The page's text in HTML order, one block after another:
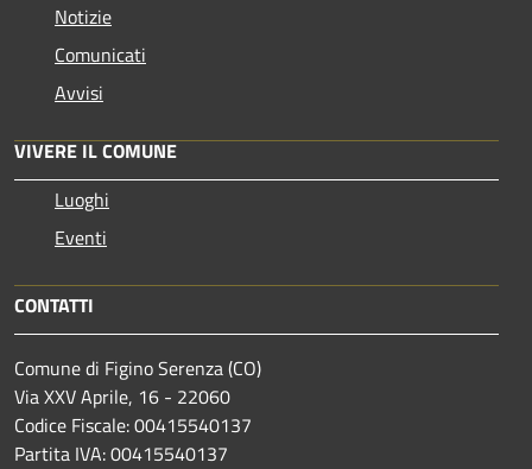
Notizie
Comunicati
Avvisi
VIVERE IL COMUNE
Luoghi
Eventi
CONTATTI
Comune di Figino Serenza (CO)
Via XXV Aprile, 16 - 22060
Codice Fiscale: 00415540137
Partita IVA: 00415540137